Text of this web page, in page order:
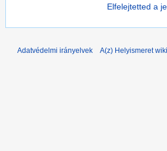
Elfelejtetted a
Adatvédelmi irányelvek A(z) Helyismeret